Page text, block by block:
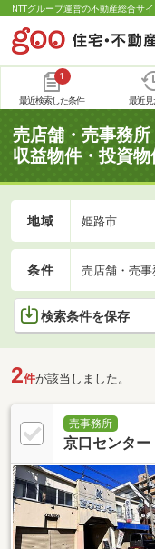
NTTグループ運営の不動産総合サ
1
最近検索した条件 最近見
売店舗・売事務
収益物件・投資
地域 姫路市
条件 売店舗・売事
検索条件を保存
2件が該当しました。
売事務所
京口センター